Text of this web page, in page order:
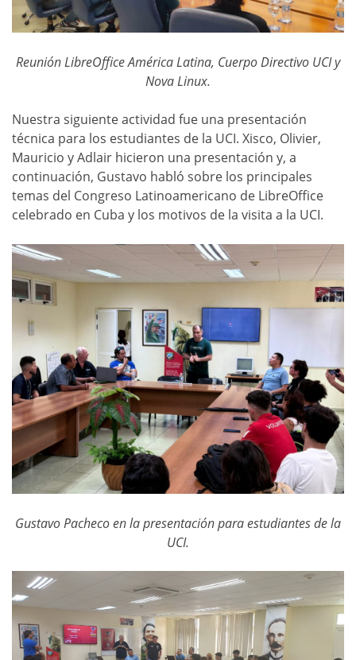
Reunión LibreOffice América Latina, Cuerpo Directivo UCI y
Nova Linux.
Nuestra siguiente actividad fue una presentación
técnica para los estudiantes de la UCI. Xisco, Olivier,
Mauricio y Adlair hicieron una presentación y, a
continuación, Gustavo habló sobre los principales
temas del Congreso Latinoamericano de LibreOffice
celebrado en Cuba y los motivos de la visita a la UCI.
Gustavo Pacheco en la presentación para estudiantes de la
UCI.